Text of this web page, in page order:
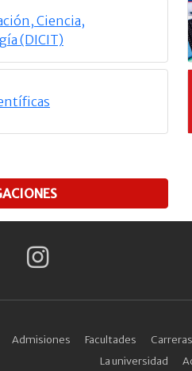
Ciencia,
(DICIT)
Admisiones Facultades Carreras
La universidad